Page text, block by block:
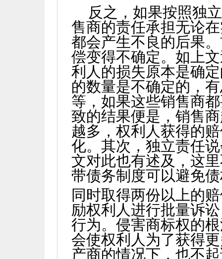
反之，如果按照独
售商的责任承担无论
都会产生不良的后果
偿变得不确定。如上
利人的损失原本是确
的数量是不确定的，
等，如果这些销售商
致的结果便是，销售
越多，权利人获得的
化。其次，独立责任
文对此也有述及，这
带债务制度可以避免
同时取得两份以上的
励权利人进行批量诉
行为。侵害商标权的
会使权利人为了获得
产商的情况下，也不